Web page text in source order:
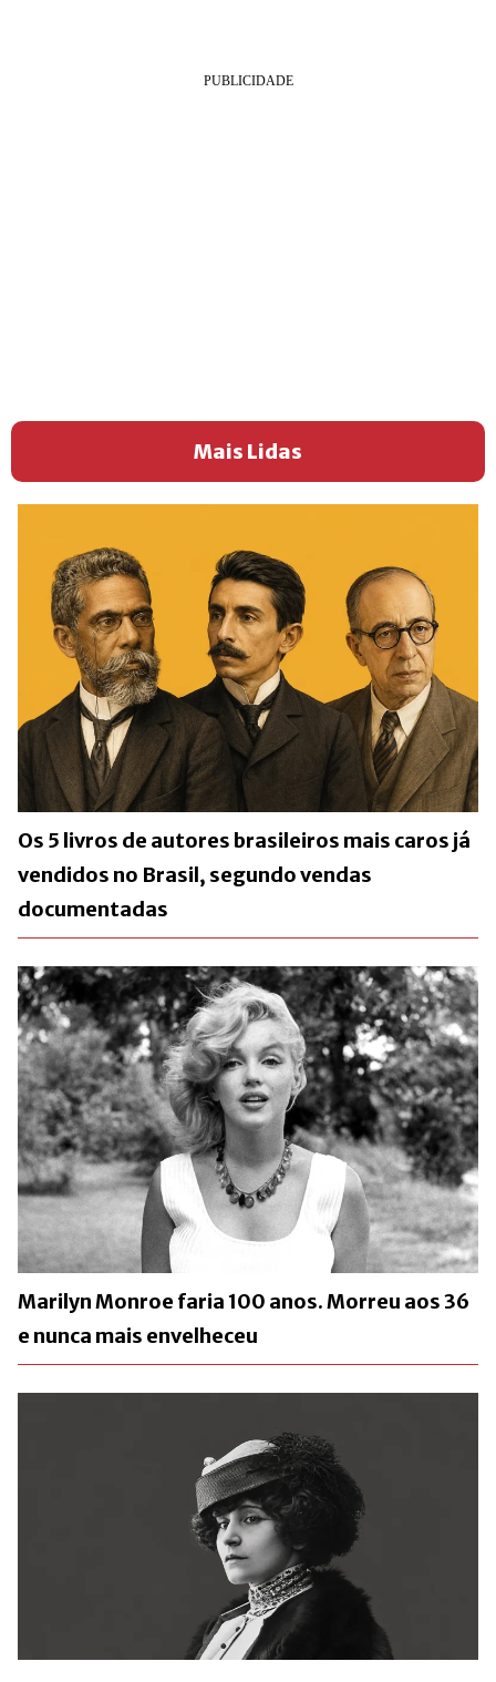
Mais Lidas
Os 5 livros de autores brasileiros mais caros já
vendidos no Brasil, segundo vendas
documentadas
Marilyn Monroe faria 100 anos. Morreu aos 36
e nunca mais envelheceu